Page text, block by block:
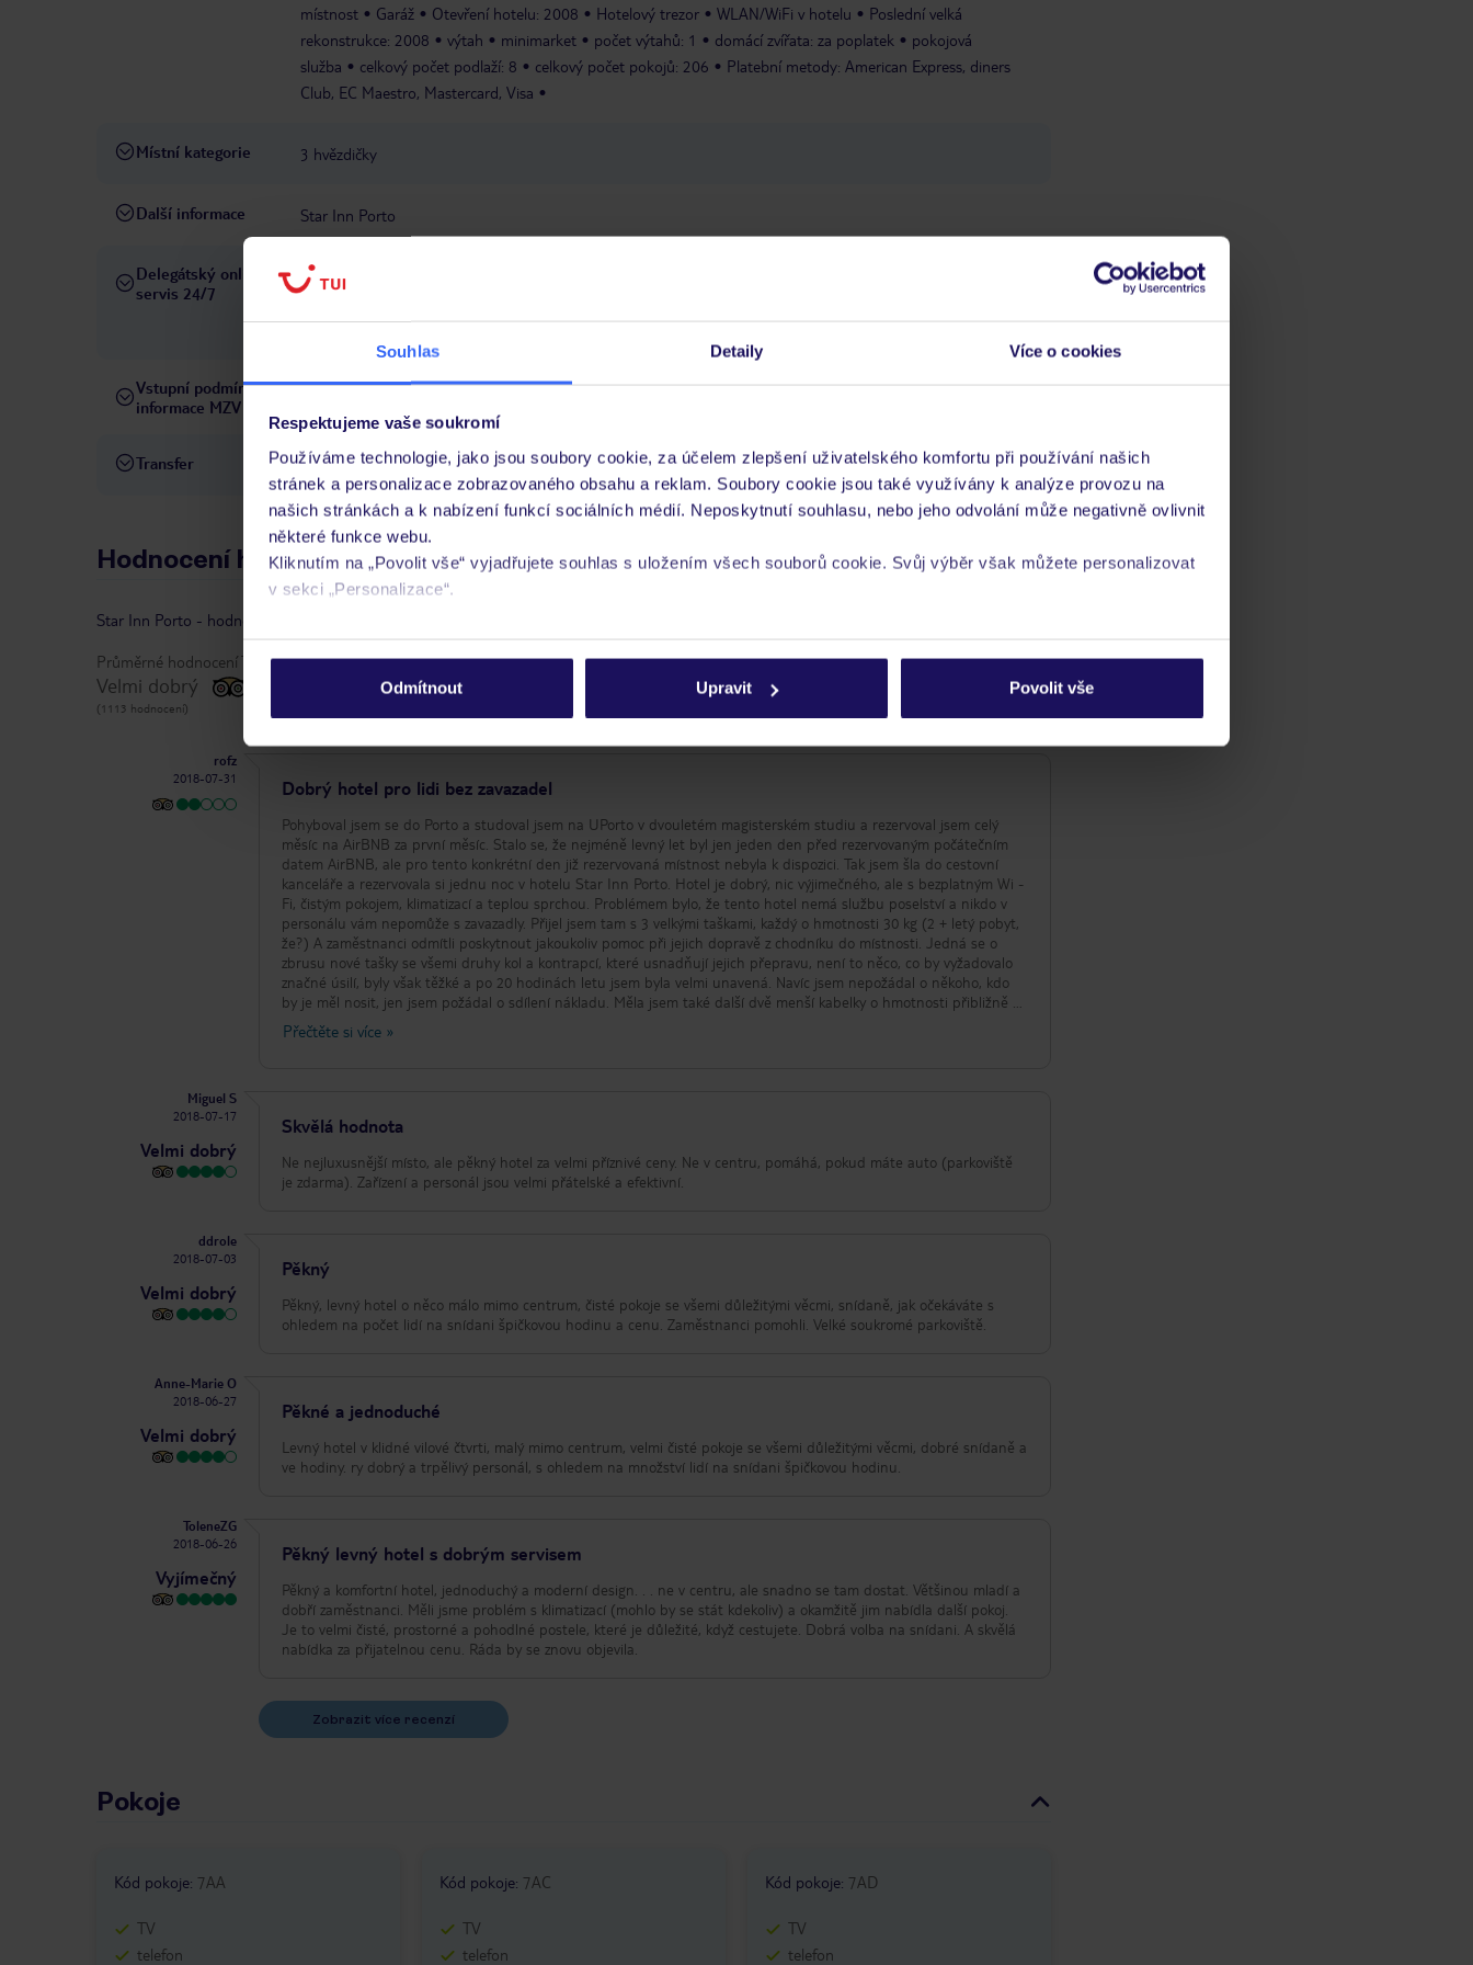
Souhlas Detaily Více o cookies
Respektujeme vaše soukromí
Používáme technologie, jako jsou soubory cookie, za účelem zlepšení uživatelského komfortu při používání našich
stránek a personalizace zobrazovaného obsahu a reklam. Soubory cookie jsou také využívány k analýze provozu na
našich stránkách a k nabízení funkcí sociálních médií. Neposkytnutí souhlasu, nebo jeho odvolání může negativně ovlivnit
některé funkce webu.
Kliknutím na „Povolit vše“ vyjadřujete souhlas s uložením všech souborů cookie. Svůj výběr však můžete personalizovat
v sekci „Personalizace“.
Podrobné informace o souborech cookie naleznete vzásadách používání souborů cookieazásadách ochrany
Odmítnout
Upravit Povolit vše
místnost
Garáž Otevření hotelu: 2008 Hotelový trezor WLAN/WiFi v hotelu
Poslední velká
rekonstrukce: 2008
výtah minimarket počet výtahů: 1 domácí zvířata: za poplatek
pokojová
služba
celkový počet podlaží: 8 celkový počet pokojů: 206
Platební metody: American Express, diners
Club, EC Maestro, Mastercard, Visa
Místní kategorie 3 hvězdičky
Další informace Star Inn Porto
Delegátský online
servis 24/7
Ve Vámi rezervovaném hotelu je péče poskytována pouze prostřednictvím TUI Service Center 24/7:
Vstupní podmínky a
informace MZV
Přečtěte si vstupní podmínky a informace MZV týkající se země, do které cestujete..
Transfer Transfer z letiště a na letiště si zajišťujete sami.
Hodnocení hostů
Star Inn Porto - hodnocení
Průměrné hodnocení TripAdvisor:
Velmi dobrý
(1113 hodnocení)
Kvalita spánku
Umístění
Služba
Cena / kvalitaść
rofz
2018-07-31
Dobrý hotel pro lidi bez zavazadel
Pohyboval jsem se do Porto a studoval jsem na UPorto v dvouletém magisterském studiu a rezervoval jsem celý
měsíc na AirBNB za první měsíc. Stalo se, že nejméně levný let byl jen jeden den před rezervovaným počátečním
datem AirBNB, ale pro tento konkrétní den již rezervovaná místnost nebyla k dispozici. Tak jsem šla do cestovní
kanceláře a rezervovala si jednu noc v hotelu Star Inn Porto. Hotel je dobrý, nic výjimečného, ​​ale s bezplatným Wi -
Fi, čistým pokojem, klimatizací a teplou sprchou. Problémem bylo, že tento hotel nemá službu poselství a nikdo v
personálu vám nepomůže s zavazadly. Přijel jsem tam s 3 velkými taškami, každý o hmotnosti 30 kg (2 + letý pobyt,
že?) A zaměstnanci odmítli poskytnout jakoukoliv pomoc při jejich dopravě z chodníku do místnosti. Jedná se o
zbrusu nové tašky se všemi druhy kol a kontrapcí, které usnadňují jejich přepravu, není to něco, co by vyžadovalo
značné úsilí, byly však těžké a po 20 hodinách letu jsem byla velmi unavená. Navíc jsem nepožádal o někoho, kdo
by je měl nosit, jen jsem požádal o sdílení nákladu. Měla jsem také další dvě menší kabelky o hmotnosti přibližně 5
kg. Takže jsem skončil s tím všemi, nahoru a dolů, z chodníku do ložnice, čtyřikrát a bez pomoci. Chlápek na recepci
mi řekl: "náš hotel nenabízí poselskou službu a protože jsem v současné době sám na recepci, nemohu vám
alespoň mají výtahy až do posledního patra!
Přečtěte si více »
Miguel S
2018-07-17
Velmi dobrý
Skvělá hodnota
Ne nejluxusnější místo, ale pěkný hotel za velmi příznivé ceny. Ne v centru, pomáhá, pokud máte auto (parkoviště
je zdarma). Zařízení a personál jsou velmi přátelské a efektivní.
ddrole
2018-07-03
Velmi dobrý
Pěkný
Pěkný, levný hotel o něco málo mimo centrum, čisté pokoje se všemi důležitými věcmi, snídaně, jak očekáváte s
ohledem na počet lidí na snídani špičkovou hodinu a cenu. Zaměstnanci pomohli. Velké soukromé parkoviště.
Anne-Marie O
2018-06-27
Velmi dobrý
Pěkné a jednoduché
Levný hotel v klidné vilové čtvrti, malý mimo centrum, velmi čisté pokoje se všemi důležitými věcmi, dobré snídaně a
ve hodiny. ry dobrý a trpělivý personál, s ohledem na množství lidí na snídani špičkovou hodinu.
ToleneZG
2018-06-26
Vyjímečný
Pěkný levný hotel s dobrým servisem
Pěkný a komfortní hotel, jednoduchý a moderní design. . . ne v centru, ale snadno se tam dostat. Většinou mladí a
dobří zaměstnanci. Měli jsme problém s klimatizací (mohlo by se stát kdekoliv) a okamžitě jim nabídla další pokoj.
Je to velmi čisté, prostorné a pohodlné postele, které je důležité, když cestujete. Dobrá volba na snídani. A skvělá
nabídka za přijatelnou cenu. Ráda by se znovu objevila.
Zobrazit více recenzí
Pokoje
Kód pokoje: 7AA
TV
telefon
Kód pokoje: 7AC
TV
telefon
Kód pokoje: 7AD
TV
telefon